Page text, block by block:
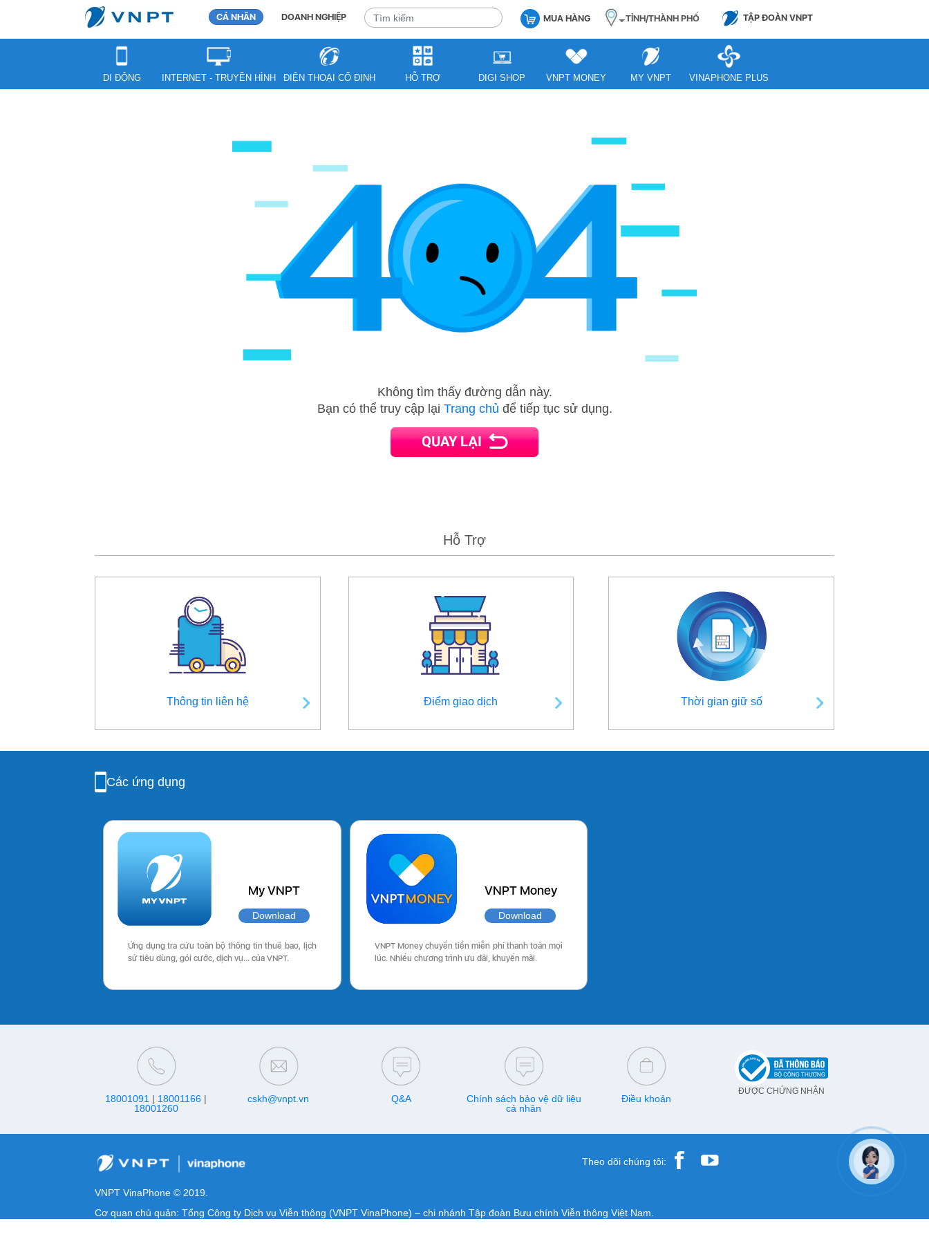
CÁ NHÂN DOANH NGHIỆP MUA HÀNG TỈNH/THÀNH PHỐ TẬP ĐOÀN VNPT
DI ĐỘNG INTERNET - TRUYỀN HÌNH ĐIỆN THOẠI CỐ ĐỊNH HỖ TRỢ DIGI SHOP VNPT MONEY MY VNPT VINAPHONE PLUS
Không tìm thấy đường dẫn này.
Bạn có thể truy cập lại Trang chủ để tiếp tục sử dụng.
Hỗ Trợ
Thông tin liên hệ Điểm giao dịch Thời gian giữ số
Các ứng dụng
My VNPT
Download
Ứng dụng tra cứu toàn bộ thông tin thuê bao, lịch
sử tiêu dùng, gói cước, dịch vụ… của VNPT.
VNPT Money
Download
VNPT Money chuyển tiền miễn phí thanh toán mọi
lúc. Nhiều chương trình ưu đãi, khuyến mãi.
18001091 | 18001166 |
18001260
cskh@vnpt.vn Q&A
Chính sách bảo vệ dữ liệu
cá nhân
Điều khoản
ĐƯỢC CHỨNG NHẬN
Theo dõi chúng tôi:
VNPT VinaPhone © 2019.
Cơ quan chủ quản: Tổng Công ty Dịch vụ Viễn thông (VNPT VinaPhone) – chi nhánh Tập đoàn Bưu chính Viễn thông Việt Nam.